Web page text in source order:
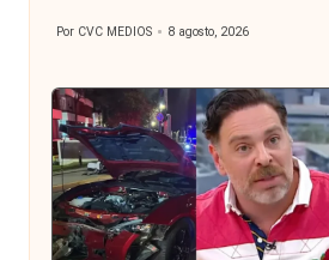
Publicado
Por CVC MEDIOS 8 agosto, 2026